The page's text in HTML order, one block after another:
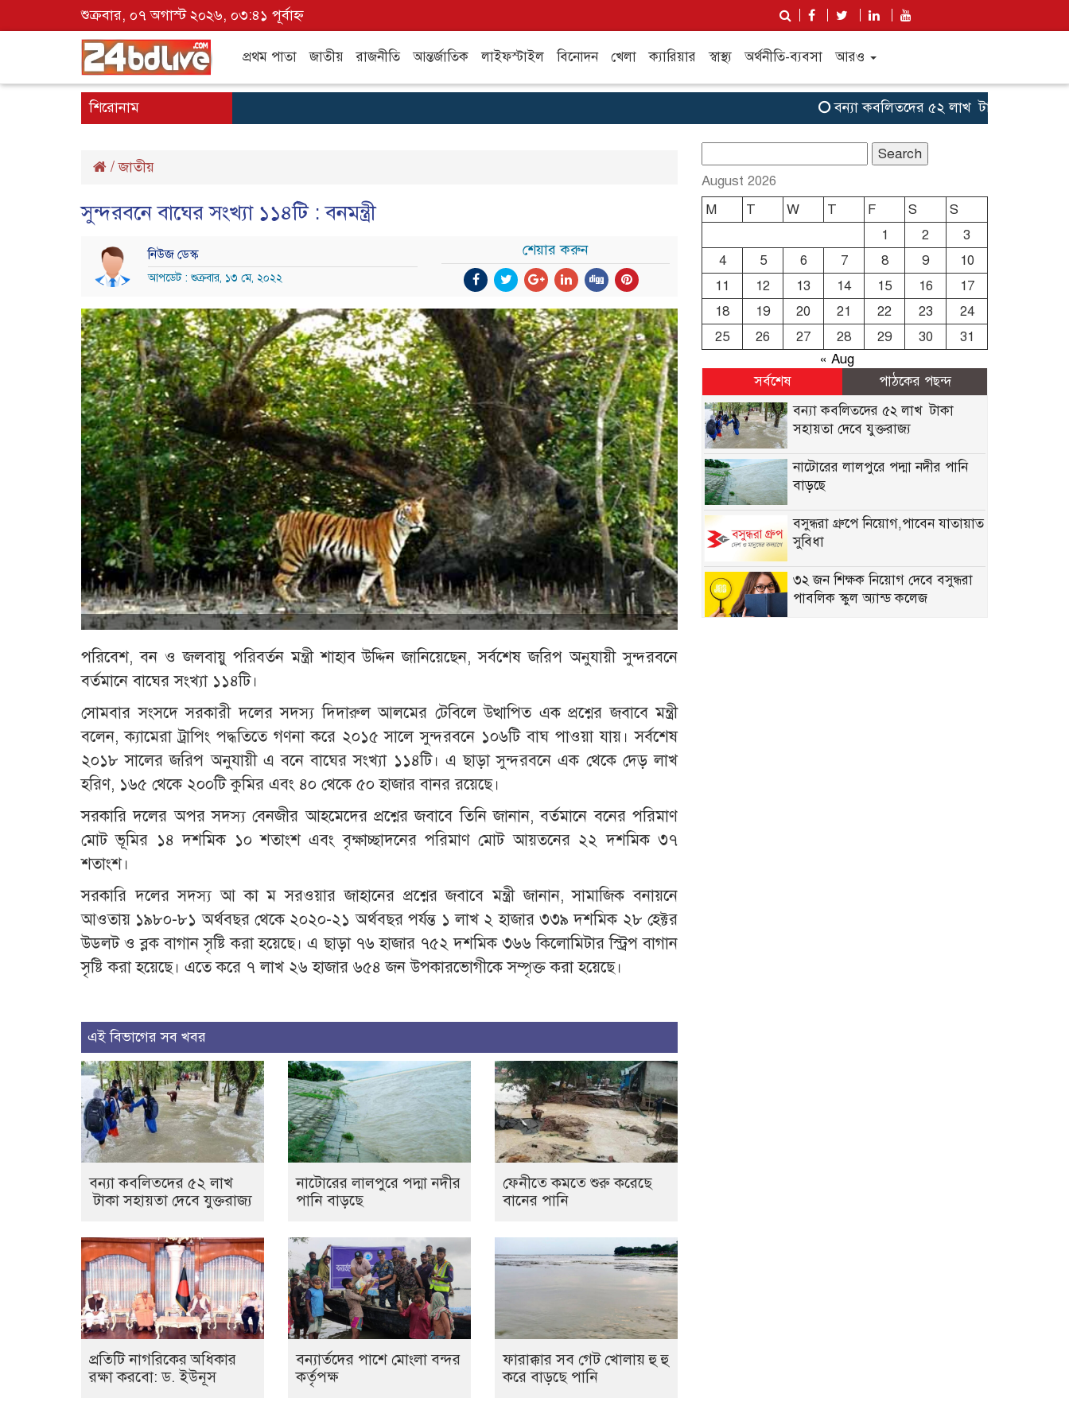
শুক্রবার, ০৭ অগাস্ট ২০২৬, ০৩:৪১ পূর্বাহ্ন
প্রথম পাতা জাতীয় রাজনীতি আন্তর্জাতিক লাইফস্টাইল বিনোদন খেলা ক্যারিয়ার স্বাস্থ্য অর্থনীতি-ব্যবসা আরও
শিরোনাম বন্যা কব‌লিতদের ৫২ লাখ টাকা সহায়তা দেবে
/জাতীয়
সুন্দরবনে বাঘের সংখ্যা ১১৪টি : বনমন্ত্রী
নিউজ ডেস্ক
আপডেট : শুক্রবার, ১৩ মে, ২০২২
শেয়ার করুন
পরিবেশ, বন ও জলবায়ু পরিবর্তন মন্ত্রী শাহাব উদ্দিন জানিয়েছেন, সর্বশেষ জরিপ অনুযায়ী সুন্দরবনে
বর্তমানে বাঘের সংখ্যা ১১৪টি।
সোমবার সংসদে সরকারী দলের সদস্য দিদারুল আলমের টেবিলে উত্থাপিত এক প্রশ্নের জবাবে মন্ত্রী
বলেন, ক্যামেরা ট্রাপিং পদ্ধতিতে গণনা করে ২০১৫ সালে সুন্দরবনে ১০৬টি বাঘ পাওয়া যায়। সর্বশেষ
২০১৮ সালের জরিপ অনুযায়ী এ বনে বাঘের সংখ্যা ১১৪টি। এ ছাড়া সুন্দরবনে এক থেকে দেড় লাখ
হরিণ, ১৬৫ থেকে ২০০টি কুমির এবং ৪০ থেকে ৫০ হাজার বানর রয়েছে।
সরকারি দলের অপর সদস্য বেনজীর আহমেদের প্রশ্নের জবাবে তিনি জানান, বর্তমানে বনের পরিমাণ
মোট ভূমির ১৪ দশমিক ১০ শতাংশ এবং বৃক্ষাচ্ছাদনের পরিমাণ মোট আয়তনের ২২ দশমিক ৩৭
শতাংশ।
সরকারি দলের সদস্য আ কা ম সরওয়ার জাহানের প্রশ্নের জবাবে মন্ত্রী জানান, সামাজিক বনায়নে
আওতায় ১৯৮০-৮১ অর্থবছর থেকে ২০২০-২১ অর্থবছর পর্যন্ত ১ লাখ ২ হাজার ৩৩৯ দশমিক ২৮ হেক্টর
উডলট ও ব্লক বাগান সৃষ্টি করা হয়েছে। এ ছাড়া ৭৬ হাজার ৭৫২ দশমিক ৩৬৬ কিলোমিটার স্ট্রিপ বাগান
সৃষ্টি করা হয়েছে। এতে করে ৭ লাখ ২৬ হাজার ৬৫৪ জন উপকারভোগীকে সম্পৃক্ত করা হয়েছে।
এই বিভাগের সব খবর
বন্যা কব‌লিতদের ৫২ লাখ
টাকা সহায়তা দেবে যুক্তরাজ্য
নাটোরের লালপুরে পদ্মা নদীর
পানি বাড়ছে
ফেনীতে কমতে শুরু করেছে
বানের পানি
প্রতিটি নাগরিকের অধিকার
রক্ষা করবো: ড. ইউনূস
বন্যার্তদের পাশে মোংলা বন্দর
কর্তৃপক্ষ
ফারাক্কার সব গেট খোলায় হু হু
করে বাড়ছে পানি
for:
August 2026
M
T W T F S
S
1
2
3
4
5 6 7 8 9
10
11
12 13 14 15 16
17
18
19 20 21 22 23
24
25
26 27 28 29 30
31
« Aug
সর্বশেষ
পাঠকের পছন্দ
বন্যা কব‌লিতদের ৫২ লাখ টাকা
সহায়তা দেবে যুক্তরাজ্য
নাটোরের লালপুরে পদ্মা নদীর পানি
বাড়ছে
বসুন্ধরা গ্রুপে নিয়োগ,পাবেন যাতায়াত
সুবিধা
৩২ জন শিক্ষক নিয়োগ দেবে বসুন্ধরা
পাবলিক স্কুল অ্যান্ড কলেজ